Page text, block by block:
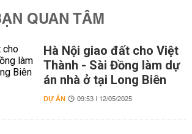
QUAN TÂM
Hà Nội giao đất cho Việt
Thành - Sài Đồng làm dự
án nhà ở tại Long Biên
DỰ ÁN 09:53 | 12/05/2025